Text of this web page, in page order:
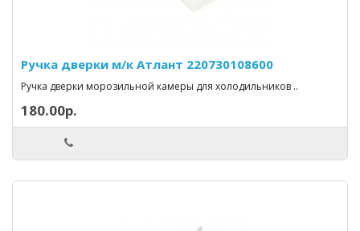
Ручка дверки м/к Атлант 220730108600
Ручка дверки морозильной камеры для холодильников ..
180.00р.